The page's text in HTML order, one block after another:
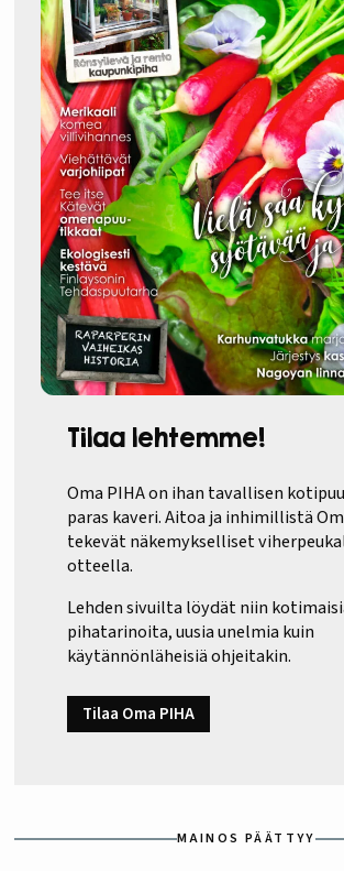
Tilaa lehtemme!
Oma PIHA on ihan tavallisen
paras kaveri. Aitoa ja inhimillistä
tekevät näkemykselliset
otteella.
Lehden sivuilta löydät niin
pihatarinoita, uusia unelmia kuin
käytännönläheisiä ohjeitakin.
Tilaa Oma PIHA
MAINOS PÄÄTTYY